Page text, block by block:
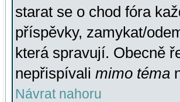
starat se o chod fóra
příspěvky, zamykat/
která spravují. Obecně
nepřispívali mimo téma
Návrat nahoru